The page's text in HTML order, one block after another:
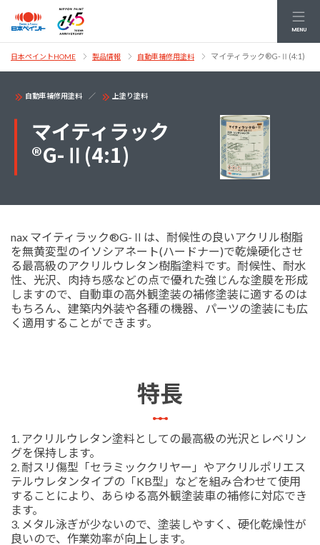
MENU
日本ペイントHOME 製品情報 自動車補修用塗料 マイティラック®G-Ⅱ(4:1)
自動車補修用塗料 上塗り塗料
マイティラック
®G-Ⅱ(4:1)
nax マイティラック®G-Ⅱは、耐候性の良いアクリル樹脂
を無黄変型のイソシアネート(ハードナー)で乾燥硬化させ
る最高級のアクリルウレタン樹脂塗料です。耐候性、耐水
性、光沢、肉持ち感などの点で優れた強じんな塗膜を形成
しますので、自動車の高外観塗装の補修塗装に適するのは
もちろん、建築内外装や各種の機器、パーツの塗装にも広
く適用することができます。
特長
1. アクリルウレタン塗料としての最高級の光沢とレベリン
グを保持します。
2. 耐スリ傷型「セラミッククリヤー」やアクリルポリエス
テルウレタンタイプの「KB型」などを組み合わせて使用
することにより、あらゆる高外観塗装車の補修に対応でき
ます。
3. メタル泳ぎが少ないので、塗装しやすく、硬化乾燥性が
良いので、作業効率が向上します。